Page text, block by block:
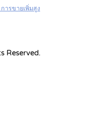
การขายเพิ่มสูง
Reserved.